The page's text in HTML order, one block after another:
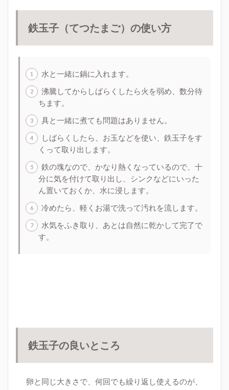
鉄玉子（てつたまご）の使い方
水と一緒に鍋に入れます。
沸騰してからしばらくしたら火を弱め、数分待
ちます。
具と一緒に煮ても問題はありません。
しばらくしたら、お玉などを使い、鉄玉子をす
くって取り出します。
鉄の塊なので、かなり熱くなっているので、十
分に気を付けて取り出し、シンクなどにいった
ん置いておくか、水に浸します。
冷めたら、軽くお湯で洗って汚れを流します。
水気をふき取り、あとは自然に乾かして完了で
す。
鉄玉子の良いところ
卵と同じ大きさで、何回でも繰り返し使えるのが、